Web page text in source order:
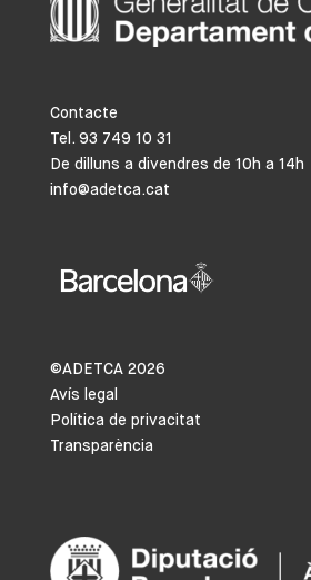
Contacte
Tel. 93 749 10 31
De dilluns a divendres de 10h a 14h
info@adetca.cat
©ADETCA 2026
Avís legal
Política de privacitat
Transparència